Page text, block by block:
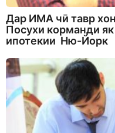
Дар ИМА чӣ тавр
Посухи корманди
ипотекии Ню-Йорк